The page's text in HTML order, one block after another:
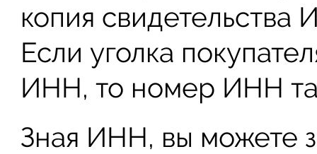
копия
Если уголка
ИНН, то номер ИНН
Зная ИНН, вы можете